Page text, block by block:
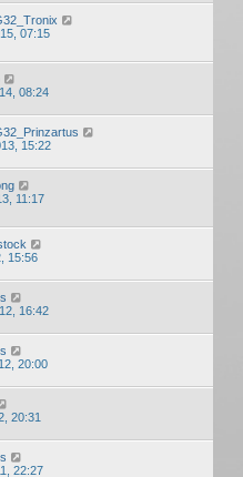
07:15
08:24
15:22
11:17
15:56
16:42
20:00
20:31
22:27